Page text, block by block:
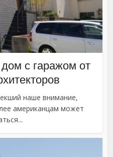
с гаражом от
наше внимание,
американцам может